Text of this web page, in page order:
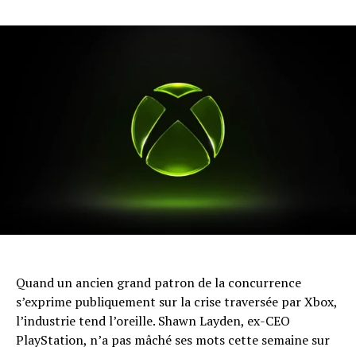
Quand un ancien grand patron de la concurrence
s’exprime publiquement sur la crise traversée par Xbox,
l’industrie tend l’oreille. Shawn Layden, ex-CEO
PlayStation, n’a pas mâché ses mots cette semaine sur